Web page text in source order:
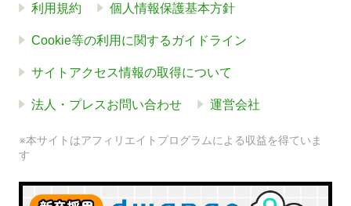
利用規約 個人情報保護基本方針
Cookie等の利用に関するガイドライン
サイトアクセス情報の取得について
法人・プレスお問い合わせ 運営会社
※本サイトはアフィリエイトプログラムによる収益を得ていま
す